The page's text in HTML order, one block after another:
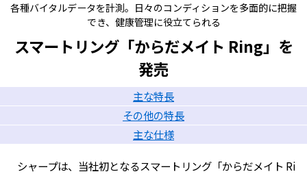
各種バイタルデータを計測。日々のコンディションを多面的に把握
でき、健康管理に役立てられる
スマートリング「からだメイト Ring」を
発売
主な特長
その他の特長
主な仕様
シャープは、当社初となるスマートリング「からだメイト Ri